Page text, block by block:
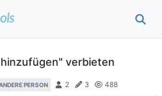
verbieten
PERSON 2 3 488